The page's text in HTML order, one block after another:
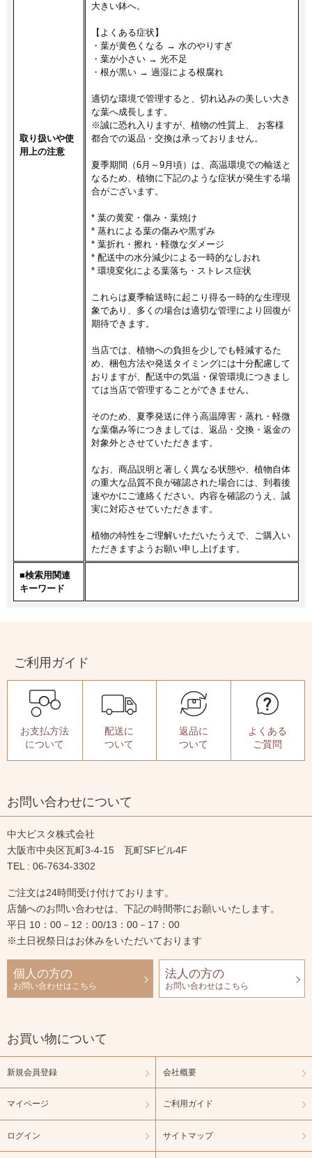
取り扱いや使
用上の注意
大きい鉢へ。
【よくある症状】
・葉が黄色くなる → 水のやりすぎ
・葉が小さい → 光不足
・根が黒い → 過湿による根腐れ
適切な環境で管理すると、切れ込みの美しい大き
な葉へ成長します。
※誠に恐れ入りますが、植物の性質上、 お客様
都合での返品・交換は承っておりません。
夏季期間（6月～9月頃）は、高温環境での輸送と
なるため、植物に下記のような症状が発生する場
合がございます。
* 葉の黄変・傷み・葉焼け
* 蒸れによる葉の傷みや黒ずみ
* 葉折れ・擦れ・軽微なダメージ
* 配送中の水分減少による一時的なしおれ
* 環境変化による葉落ち・ストレス症状
これらは夏季輸送時に起こり得る一時的な生理現
象であり、多くの場合は適切な管理により回復が
期待できます。
当店では、植物への負担を少しでも軽減するた
め、梱包方法や発送タイミングには十分配慮して
おりますが、配送中の気温・保管環境につきまし
ては当店で管理することができません。
そのため、夏季発送に伴う高温障害・蒸れ・軽微
な葉傷み等につきましては、返品・交換・返金の
対象外とさせていただきます。
なお、商品説明と著しく異なる状態や、植物自体
の重大な品質不良が確認された場合には、到着後
速やかにご連絡ください。内容を確認のうえ、誠
実に対応させていただきます。
植物の特性をご理解いただいたうえで、ご購入い
ただきますようお願い申し上げます。
■検索用関連
キーワード
ご利用ガイド
お支払方法
について
配送に
ついて
返品に
ついて
よくある
ご質問
お問い合わせについて
中大ビスタ株式会社
大阪市中央区瓦町3-4-15 瓦町SFビル4F
TEL : 06-7634-3302
ご注文は24時間受け付けております。
店舗へのお問い合わせは、下記の時間帯にお願いいたします。
平日 10：00－12：00/13：00－17：00
※土日祝祭日はお休みをいただいております
個人の方の
お問い合わせはこちら
法人の方の
お問い合わせはこちら
お買い物について
新規会員登録
マイページ
ログイン
会社概要
ご利用ガイド
サイトマップ